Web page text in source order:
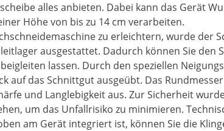
alles anbieten. Dabei kann das Gerät
Höhe von bis zu 14 cm verarbeiten.
zu erleichtern, wurde der
ausgestattet. Dadurch können Sie den
lassen. Durch den speziellen
auf das Schnittgut ausgeübt. Das
und Langlebigkeit aus. Zur Sicherheit
um das Unfallrisiko zu minimieren.
am Gerät integriert ist, können Sie die